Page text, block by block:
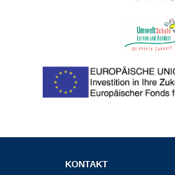
KONTAKT